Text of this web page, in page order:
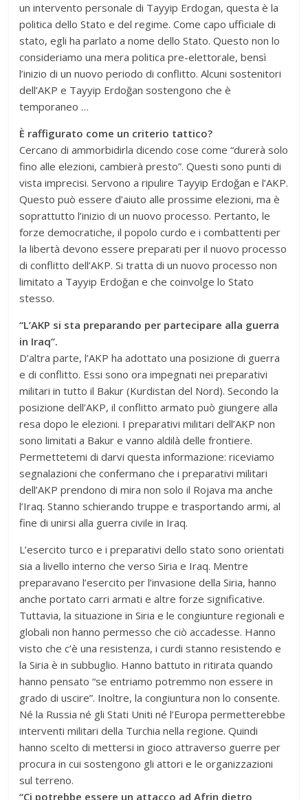
un intervento personale di Tayyip Erdogan, questa è la
politica dello Stato e del regime. Come capo ufficiale di
stato, egli ha parlato a nome dello Stato. Questo non lo
consideriamo una mera politica pre-elettorale, bensì
l’inizio di un nuovo periodo di conflitto. Alcuni sostenitori
dell’AKP e Tayyip Erdoğan sostengono che è
temporaneo …
È raffigurato come un criterio tattico?
Cercano di ammorbidirla dicendo cose come “durerà solo
fino alle elezioni, cambierà presto”. Questi sono punti di
vista imprecisi. Servono a ripulire Tayyip Erdoğan e l’AKP.
Questo può essere d’aiuto alle prossime elezioni, ma è
soprattutto l’inizio di un nuovo processo. Pertanto, le
forze democratiche, il popolo curdo e i combattenti per
la libertà devono essere preparati per il nuovo processo
di conflitto dell’AKP. Si tratta di un nuovo processo non
limitato a Tayyip Erdoğan e che coinvolge lo Stato
stesso.
“L’AKP si sta preparando per partecipare alla guerra
in Iraq”.
D’altra parte, l’AKP ha adottato una posizione di guerra
e di conflitto. Essi sono ora impegnati nei preparativi
militari in tutto il Bakur (Kurdistan del Nord). Secondo la
posizione dell’AKP, il conflitto armato può giungere alla
resa dopo le elezioni. I preparativi militari dell’AKP non
sono limitati a Bakur e vanno aldilà delle frontiere.
Permettetemi di darvi questa informazione: riceviamo
segnalazioni che confermano che i preparativi militari
dell’AKP prendono di mira non solo il Rojava ma anche
l’Iraq. Stanno schierando truppe e trasportando armi, al
fine di unirsi alla guerra civile in Iraq.
L’esercito turco e i preparativi dello stato sono orientati
sia a livello interno che verso Siria e Iraq. Mentre
preparavano l’esercito per l’invasione della Siria, hanno
anche portato carri armati e altre forze significative.
Tuttavia, la situazione in Siria e le congiunture regionali e
globali non hanno permesso che ciò accadesse. Hanno
visto che c’è una resistenza, i curdi stanno resistendo e
la Siria è in subbuglio. Hanno battuto in ritirata quando
hanno pensato “se entriamo potremmo non essere in
grado di uscire”. Inoltre, la congiuntura non lo consente.
Né la Russia né gli Stati Uniti né l’Europa permetterebbe
interventi militari della Turchia nella regione. Quindi
hanno scelto di mettersi in gioco attraverso guerre per
procura in cui sostengono gli attori e le organizzazioni
sul terreno.
“Ci potrebbe essere un attacco ad Afrin dietro